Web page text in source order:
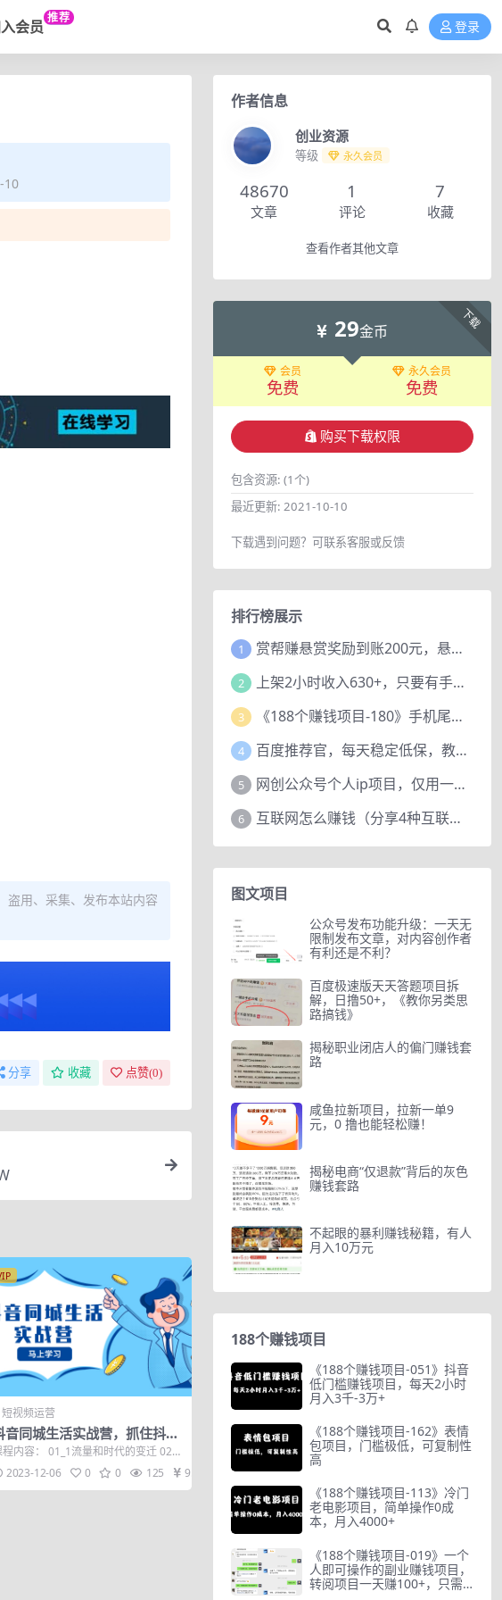
会员 推荐
登录
10
盗用、采集、发布本站内容
分享 收藏 点赞(0)
短视频运营
音同城生活实战营，抓住抖音
地生活风口，让你的生意逆风
盘
程内容： 01_1流量和时代的变迁 022
析本地生活趋势 033本地生活有哪...
2023-12-06 0 0 125 9.9
作者信息
创业资源
等级 永久会员
48670
文章
1
评论
7
收藏
查看作者其他文章
下载
29金币
会员
免费
永久会员
免费
购买下载权限
包含资源: (1个)
最近更新: 2021-10-10
下载遇到问题？可联系客服或反馈
排行榜展示
1 赏帮赚悬赏奖励到账200元，悬赏任务多劳多得，人人可做。
2 上架2小时收入630+，只要有手就能做的AI搞钱项目，奶奶看完都能学会!
3 《188个赚钱项目-180》手机尾号测试评分项目，短视频直播日赚200+
4 百度推荐官，每天稳定低保，教程赠上
5 网创公众号个人ip项目，仅用一篇文章做到全网引流！
6 互联网怎么赚钱（分享4种互联网赚钱模式）
图文项目
公众号发布功能升级：一天无
限制发布文章，对内容创作者
有利还是不利？
百度极速版天天答题项目拆
解，日撸50+，《教你另类思
路搞钱》
揭秘职业闭店人的偏门赚钱套
路
咸鱼拉新项目，拉新一单9
元，0 撸也能轻松赚！
揭秘电商“仅退款”背后的灰色
赚钱套路
不起眼的暴利赚钱秘籍，有人
月入10万元
188个赚钱项目
《188个赚钱项目-051》抖音
低门槛赚钱项目，每天2小时
月入3千-3万+
《188个赚钱项目-162》表情
包项目，门槛极低，可复制性
高
《188个赚钱项目-113》冷门
老电影项目，简单操作0成
本，月入4000+
《188个赚钱项目-019》一个
人即可操作的副业赚钱项目，
转阅项目一天赚100+，只需